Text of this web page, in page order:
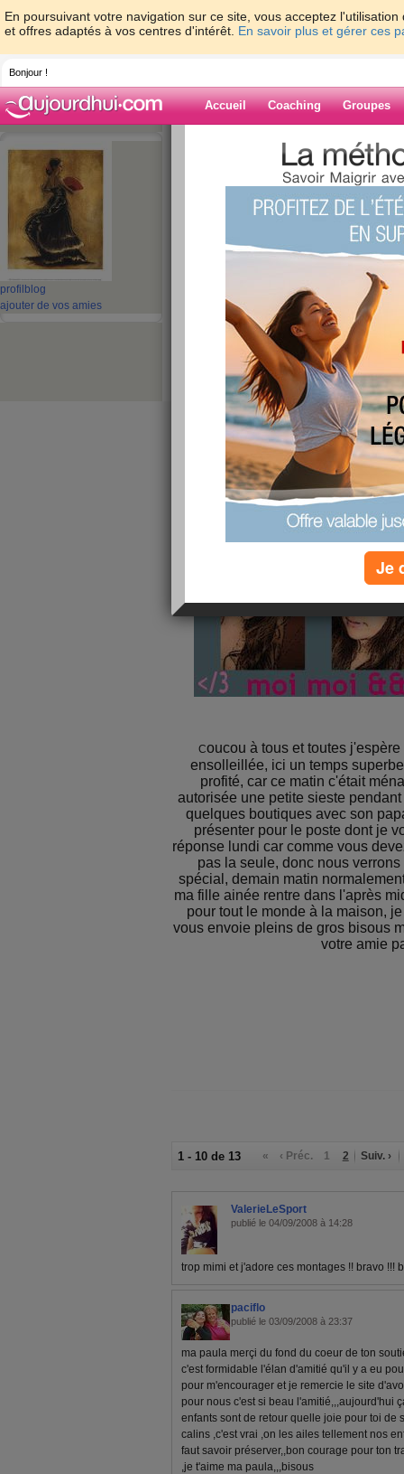
En poursuivant votre navigation sur ce site, vous acceptez
et offres adaptés à vos centres d'intérêt. En savoir plus et gérer ces
Bonjour !
Accueil Coaching Groupes
profil blog
ajouter de vos amies
> > BONNE
Blog de wladia
BONNE SOIRÉE
TOUTES
publié le 30/08/2008 à 20:54
Coucou à tous et toutes
ensolleillée, ici un temps
profité, car ce matin c'était
autorisée une petite sieste
quelques boutiques avec son
présenter pour le poste dont je
réponse lundi car comme vous
pas la seule, donc nous
spécial, demain matin
ma fille ainée rentre dans l'après
pour tout le monde à la maison,
vous envoie pleins de gros bisous
votre amie
1 - 10 de 13 « ‹ Préc. 1 2 Suiv. ›
ValerieLeSport
publié le 04/09/2008 à 14:28
trop mimi et j'adore ces montages !! bravo !!!
paciflo
publié le 03/09/2008 à 23:37
ma paula merçi du fond du coeur de ton
c'est formidable l'élan d'amitié qu'il y a eu
pour m'encourager et je remercie le site
pour nous c'est si beau l'amitié,,,aujourd'hui
enfants sont de retour quelle joie pour toi de
calins ,c'est vrai ,on les ailes tellement nos
faut savoir préserver,,bon courage pour ton
,je t'aime ma paula,,,bisous
Je